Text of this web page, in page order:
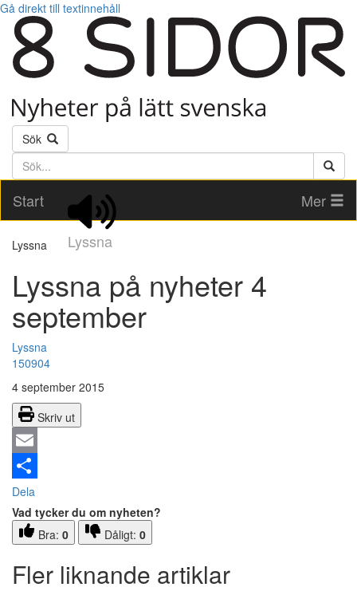
Gå direkt till textinnehåll
Sök
Söktext
Start
Lyssna
Mer
Lyssna
Lyssna på nyheter 4
september
Lyssna
150904
4 september 2015
Skriv ut
Email
Dela
Vad tycker du om nyheten?
Bra: 0 Dåligt: 0
Fler liknande artiklar